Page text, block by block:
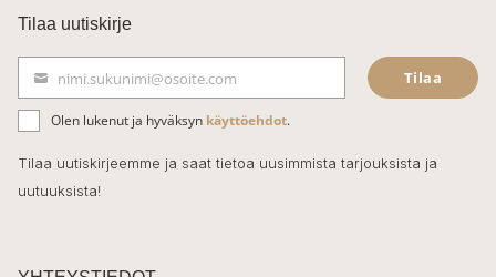
c
e
b
o
o
k
Tilaa uutiskirje
ä
h
k
nimi.sukunimi@osoite.com Tilaa
Olen lukenut ja hyväksyn käyttöehdot.
Tilaa uutiskirjeemme ja saat tietoa uusimmista tarjouksista ja
uutuuksista!